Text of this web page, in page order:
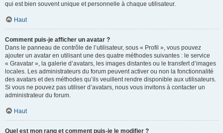
qui est bien souvent unique et personnelle à chaque utilisateur.
Haut
Comment puis-je afficher un avatar ?
Dans le panneau de contrôle de l’utilisateur, sous « Profil », vous pouvez
ajouter un avatar en utilisant une des quatre méthodes suivantes : le service
« Gravatar », la galerie d’avatars, les images distantes ou le transfert d’images
locales. Les administrateurs du forum peuvent activer ou non la fonctionnalité
des avatars et des méthodes qu’ils veuillent rendre disponible aux utilisateurs.
Si vous ne pouvez pas utiliser d’avatars, nous vous invitons à contacter un
administrateur du forum.
Haut
Quel est mon rang et comment puis-je le modifier ?